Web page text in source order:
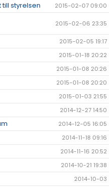
styrelsen 2015-02-07 09:00
2015-02-06 23:35
2015-02-05 19:17
2015-01-18 20:22
2015-01-08 20:26
2015-01-08 20:20
2015-01-03 21:55
2014-12-27 14:50
2014-12-05 16:05
2014-11-18 09:16
2014-11-16 20:52
2014-10-21 19:38
2014-10-03